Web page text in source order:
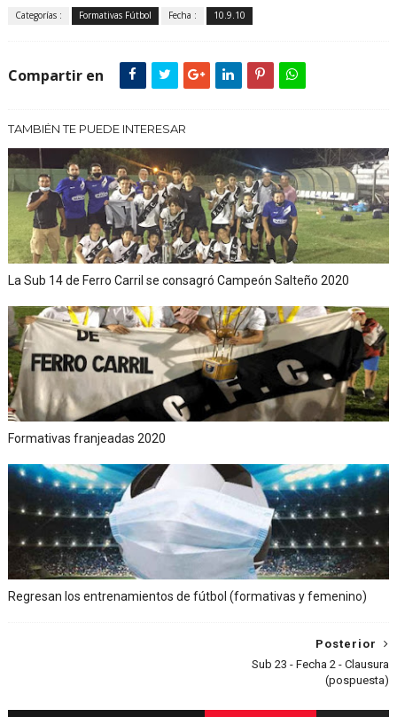
Categorías : Formativas Fútbol Fecha : 10.9.10
Compartir en
TAMBIÉN TE PUEDE INTERESAR
La Sub 14 de Ferro Carril se consagró Campeón Salteño 2020
Formativas franjeadas 2020
Regresan los entrenamientos de fútbol (formativas y femenino)
Posterior
Sub 23 - Fecha 2 - Clausura
(pospuesta)